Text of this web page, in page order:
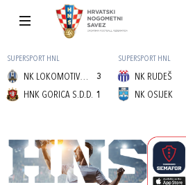
SUPERSPORT HNL
NK LOKOMOTIVA (Z)
3
1
HNK GORICA S.D.D.
SUPERSPORT HNL
NK RUDEŠ
NK OSIJEK